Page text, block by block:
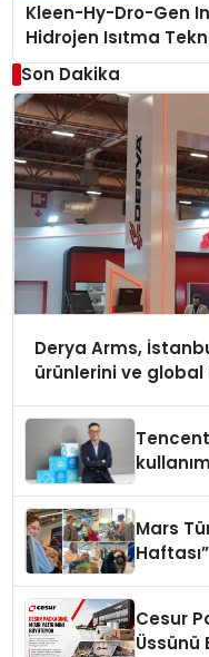
Kleen-Hy-Dro-Gen
Hidrojen Isıtma
Düzenleyici
Son Dakika
Derya Arms,
ürünlerini ve
Mars
Cesur
Üssünü